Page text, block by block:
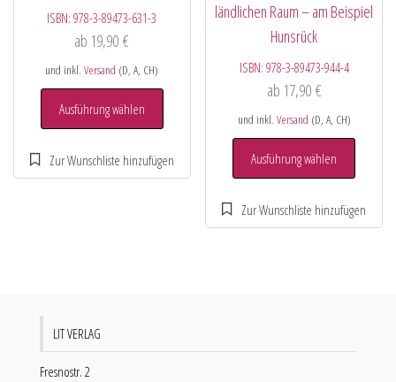
ISBN:978-3-89473-631-3
ab 19,90€
und inkl.Versand (D, A, CH)
Ausführung wählen
ländlichen Raum – am Beispiel
Hunsrück
ISBN: 978-3-89473-944-4
ab 17,90 €
und inkl. Versand (D, A, CH)
Ausführung wählen
LIT VERLAG
Fresnostr. 2